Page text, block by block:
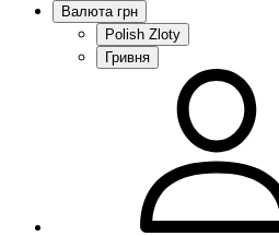
Валюта грн
Polish Zloty
Гривня